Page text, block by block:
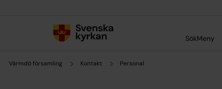
SökMeny
Värmdö församling Kontakt Personal